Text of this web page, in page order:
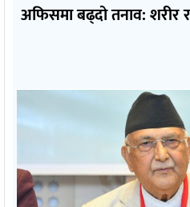
अफिसमा बढ्दो तनाव: शरीर